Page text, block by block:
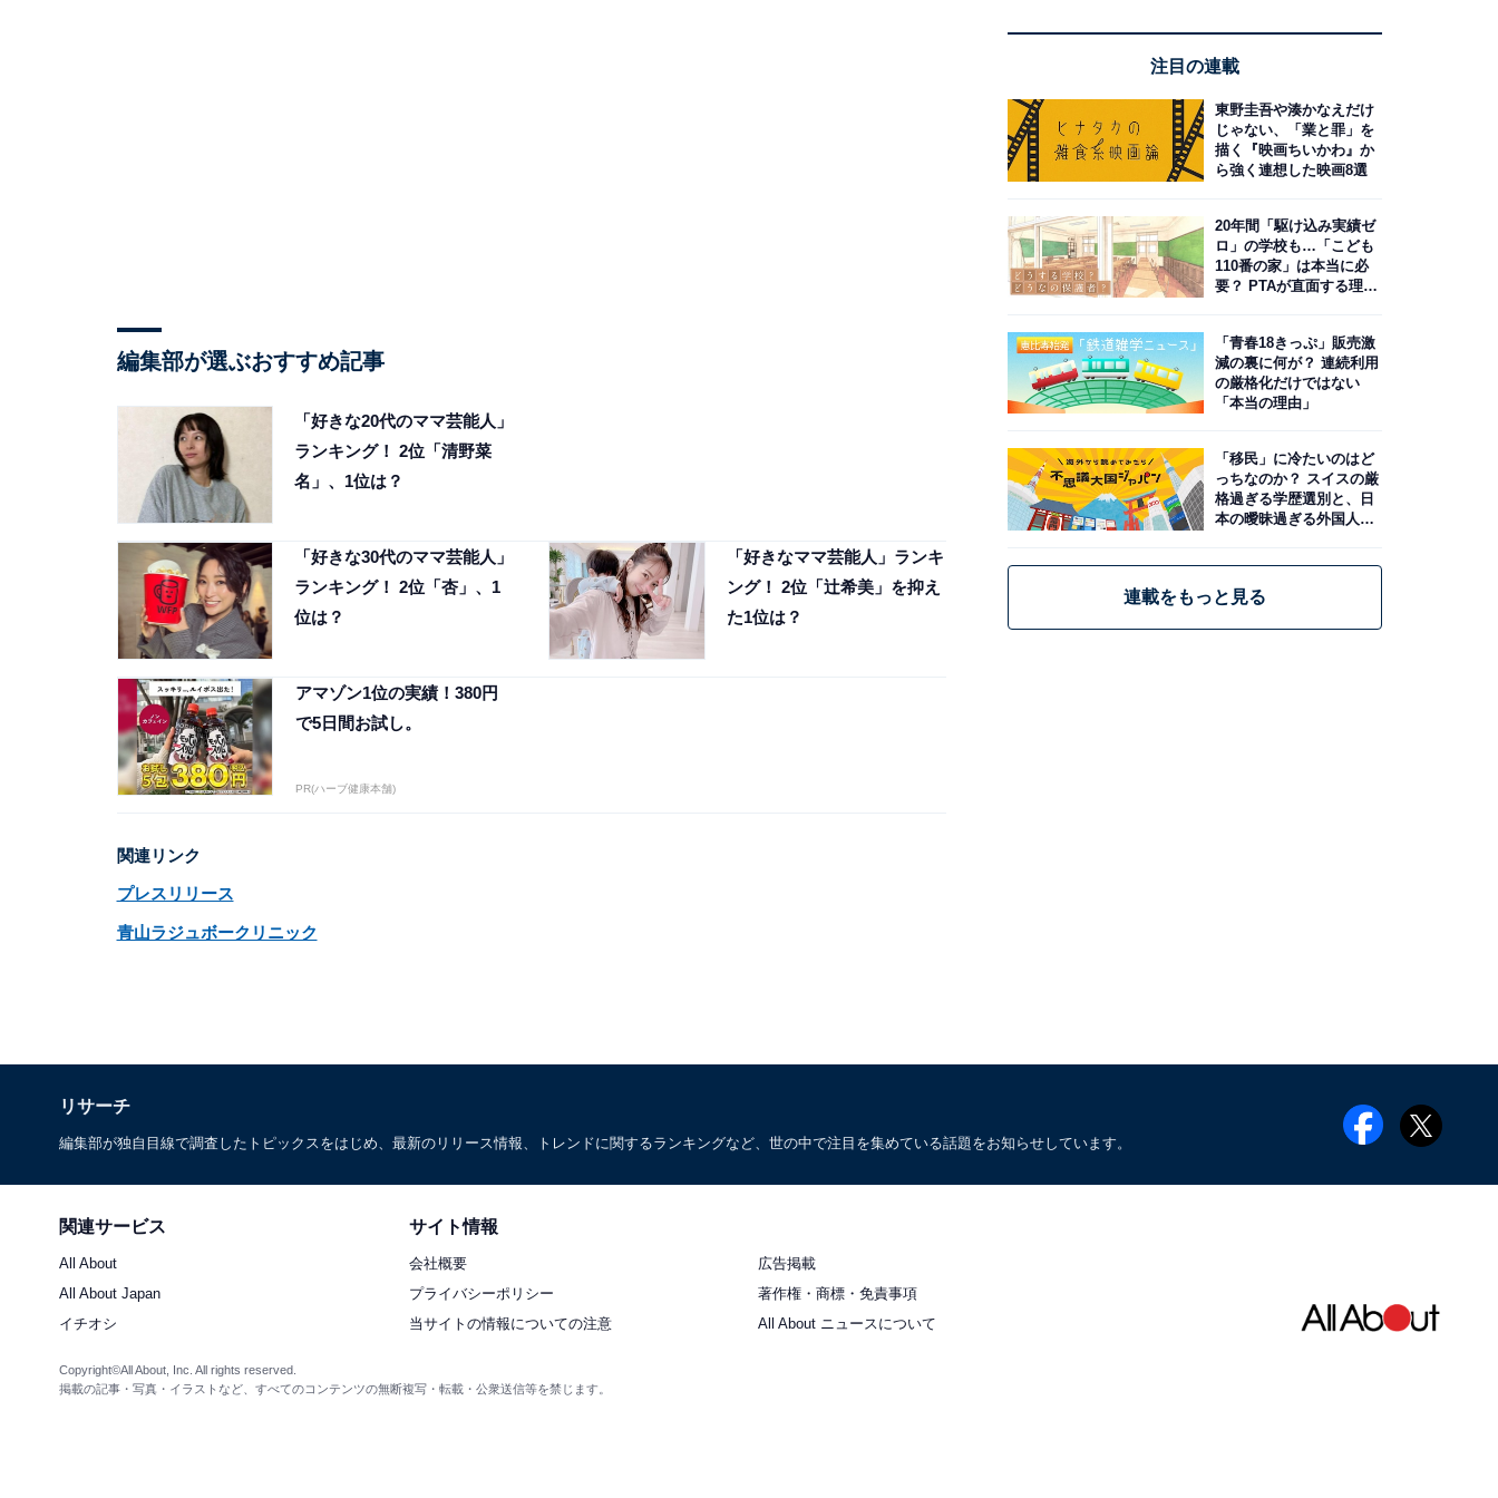
編集部が選ぶおすすめ記事
「好きな20代のママ芸能人」
ランキング！ 2位「清野菜
名」、1位は？
「好きな30代のママ芸能人」
ランキング！ 2位「杏」、1
位は？
「好きなママ芸能人」ランキ
ング！ 2位「辻希美」を抑え
た1位は？
アマゾン1位の実績！380円
で5日間お試し。
PR(ハーブ健康本舗)
関連リンク
プレスリリース
青山ラジュボークリニック
注目の連載
東野圭吾や湊かなえだけ
じゃない、「業と罪」を
描く『映画ちいかわ』か
ら強く連想した映画8選
20年間「駆け込み実績ゼ
ロ」の学校も…「こども
110番の家」は本当に必
要？ PTAが直面する理想
「青春18きっぷ」販売激
減の裏に何が？ 連続利用
の厳格化だけではない
「本当の理由」
「移民」に冷たいのはど
っちなのか？ スイスの厳
格過ぎる学歴選別と、日
本の曖昧過ぎる外国人政
連載をもっと見る
リサーチ
編集部が独自目線で調査したトピックスをはじめ、最新のリリース情報、トレンドに関するランキングなど、世の中で注目を集めている話題をお知らせしています。
関連サービス
All About
All About Japan
イチオシ
サイト情報
会社概要
広告掲載
プライバシーポリシー
著作権・商標・免責事項
当サイトの情報についての注意
All About ニュースについて
Copyright©All About, Inc. All rights reserved.
掲載の記事・写真・イラストなど、すべてのコンテンツの無断複写・転載・公衆送信等を禁じます。